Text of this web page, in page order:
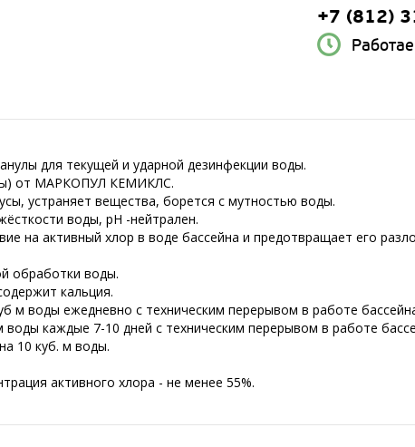
+7 (812)
для текущей и ударной дезинфекции воды.
от МАРКОПУЛ КЕМИКЛС.
устраняет вещества, борется с мутностью воды.
воды, pH -нейтрален.
на активный хлор в воде бассейна и предотвращает его
обработки воды.
кальция.
м воды ежедневно с техническим перерывом в работе
каждые 7-10 дней с техническим перерывом в работе
10 куб. м воды.
активного хлора - не менее 55%.